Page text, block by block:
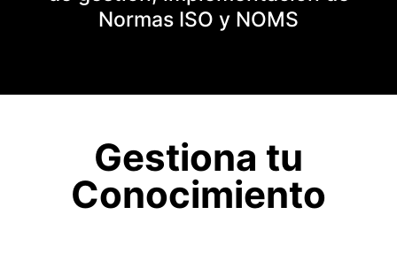
Normas ISO y NOMS
Gestiona tu
Conocimiento